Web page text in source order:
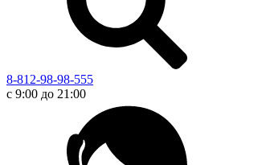
8-812-98-98-555
с 9:00 до 21:00